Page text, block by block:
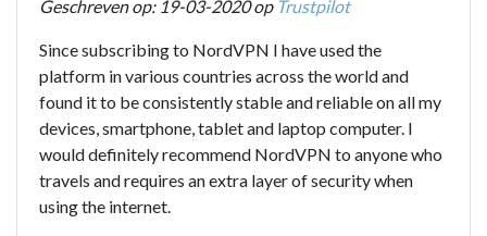
Geschreven op: 19-03-2020 op Trustpilot
Since subscribing to NordVPN I have used the
platform in various countries across the world and
found it to be consistently stable and reliable on all my
devices, smartphone, tablet and laptop computer. I
would definitely recommend NordVPN to anyone who
travels and requires an extra layer of security when
using the internet.